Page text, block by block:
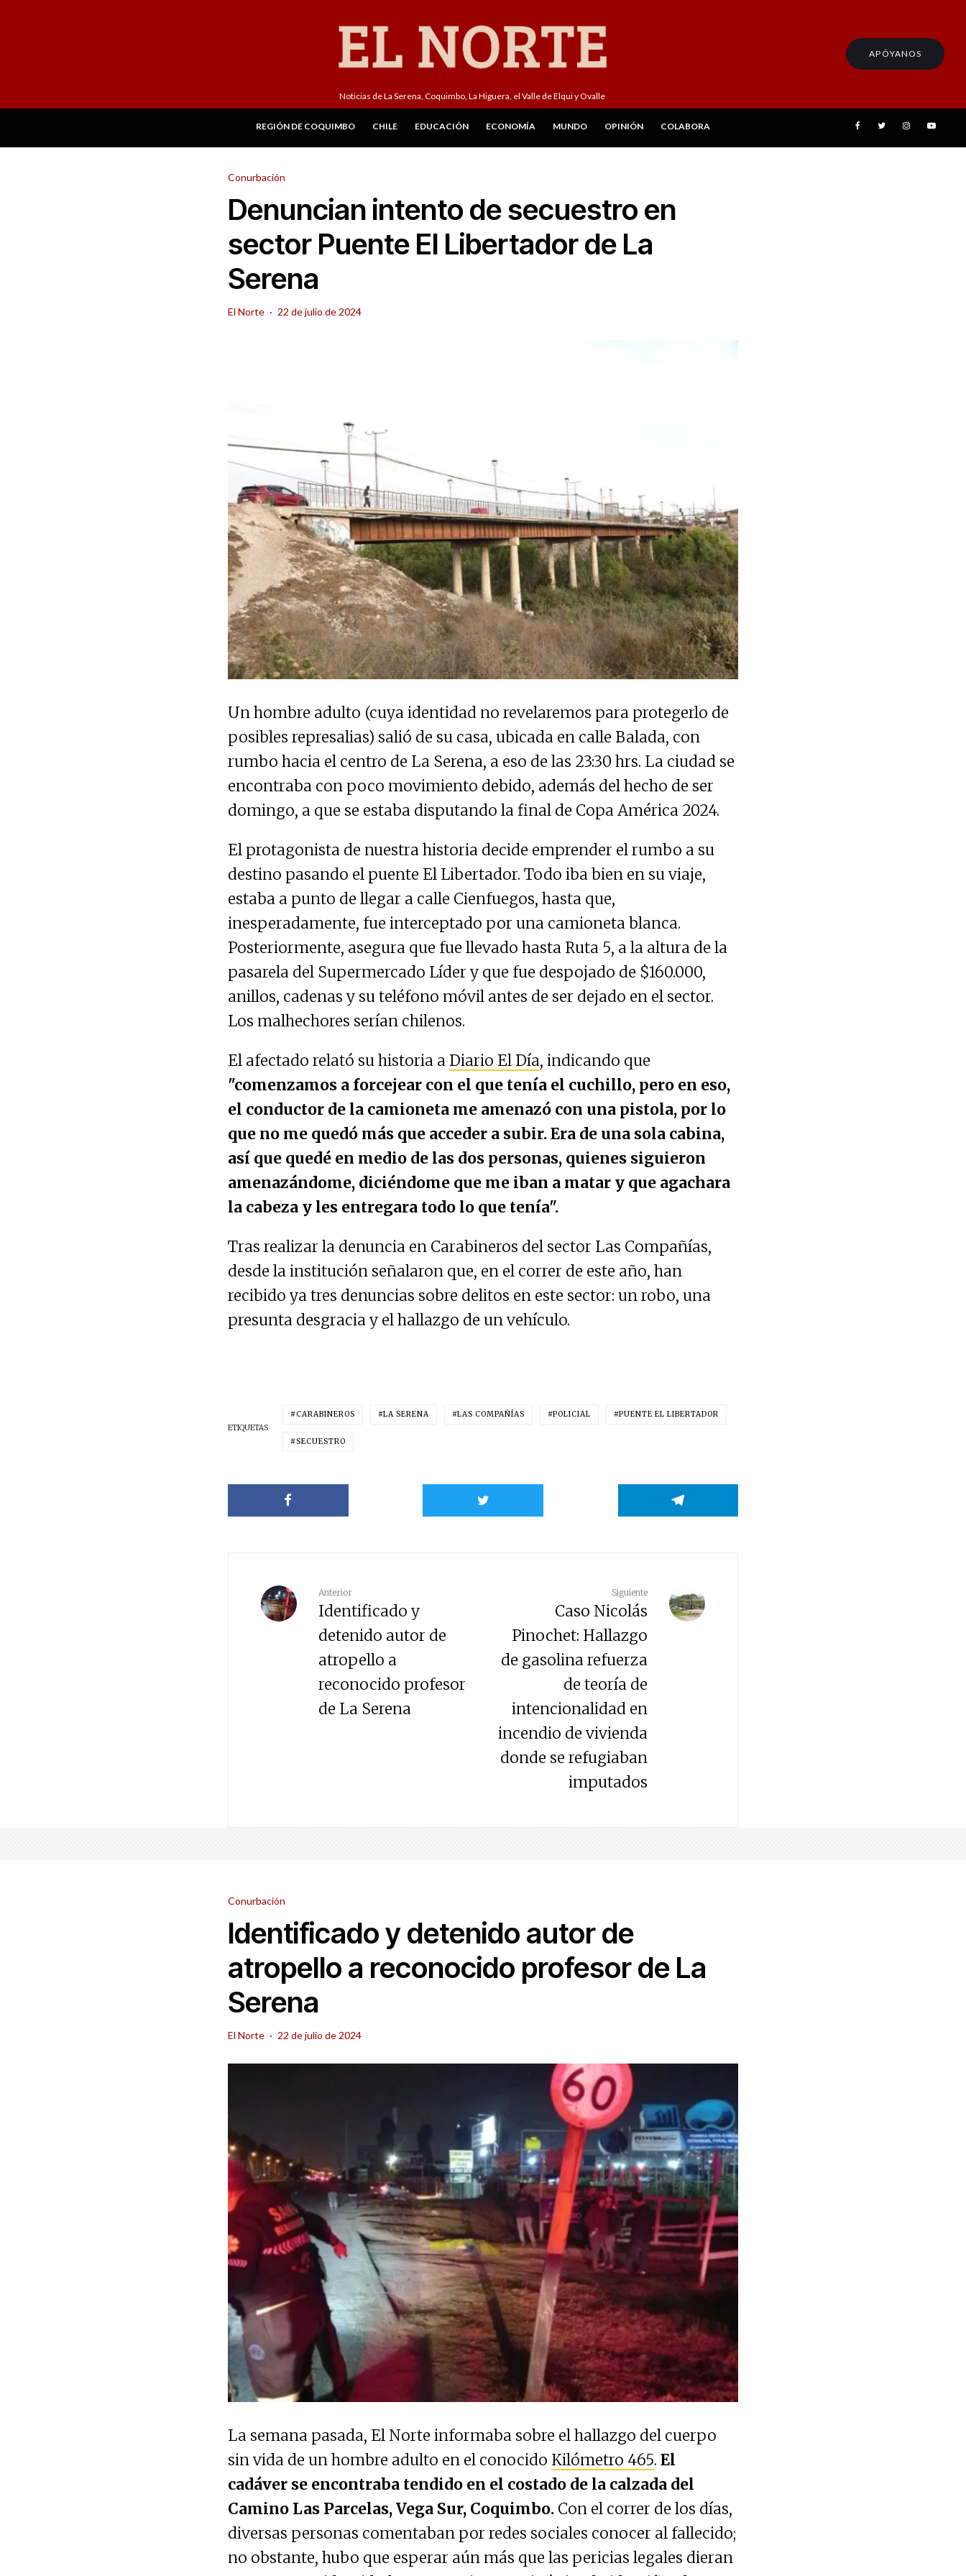
Noticias de La Serena, Coquimbo, La Higuera, el Valle de Elqui y Ovalle
APÓYANOS
REGIÓN DE COQUIMBO CHILE EDUCACIÓN ECONOMÍA MUNDO OPINIÓN COLABORA
Conurbación
Denuncian intento de secuestro en
sector Puente El Libertador de La
Serena
El Norte · 22 de julio de 2024
Un hombre adulto (cuya identidad no revelaremos para protegerlo de
posibles represalias) salió de su casa, ubicada en calle Balada, con
rumbo hacia el centro de La Serena, a eso de las 23:30 hrs. La ciudad se
encontraba con poco movimiento debido, además del hecho de ser
domingo, a que se estaba disputando la final de Copa América 2024.
El protagonista de nuestra historia decide emprender el rumbo a su
destino pasando el puente El Libertador. Todo iba bien en su viaje,
estaba a punto de llegar a calle Cienfuegos, hasta que,
inesperadamente, fue interceptado por una camioneta blanca.
Posteriormente, asegura que fue llevado hasta Ruta 5, a la altura de la
pasarela del Supermercado Líder y que fue despojado de $160.000,
anillos, cadenas y su teléfono móvil antes de ser dejado en el sector.
Los malhechores serían chilenos.
El afectado relató su historia a Diario El Día, indicando que
"comenzamos a forcejear con el que tenía el cuchillo, pero en eso,
el conductor de la camioneta me amenazó con una pistola, por lo
que no me quedó más que acceder a subir. Era de una sola cabina,
así que quedé en medio de las dos personas, quienes siguieron
amenazándome, diciéndome que me iban a matar y que agachara
la cabeza y les entregara todo lo que tenía".
Tras realizar la denuncia en Carabineros del sector Las Compañías,
desde la institución señalaron que, en el correr de este año, han
recibido ya tres denuncias sobre delitos en este sector: un robo, una
presunta desgracia y el hallazgo de un vehículo.
ETIQUETAS
CARABINEROS LA SERENA LAS COMPAÑÍAS POLICIAL PUENTE EL LIBERTADOR
SECUESTRO
Anterior
Identificado y
detenido autor de
atropello a
reconocido profesor
de La Serena
Siguiente
Caso Nicolás
Pinochet: Hallazgo
de gasolina refuerza
de teoría de
intencionalidad en
incendio de vivienda
donde se refugiaban
imputados
Conurbación
Identificado y detenido autor de
atropello a reconocido profesor de La
Serena
El Norte · 22 de julio de 2024
La semana pasada, El Norte informaba sobre el hallazgo del cuerpo
sin vida de un hombre adulto en el conocido Kilómetro 465. El
cadáver se encontraba tendido en el costado de la calzada del
Camino Las Parcelas, Vega Sur, Coquimbo. Con el correr de los días,
diversas personas comentaban por redes sociales conocer al fallecido;
no obstante, hubo que esperar aún más que las pericias legales dieran